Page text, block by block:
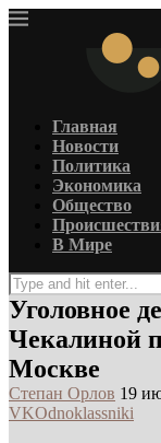
Главная
Новости
Политика
Экономика
Общество
В Мире
Уголовное
Чекалиной
Москве
Степан Орлов 19
VKOdnoklassniki